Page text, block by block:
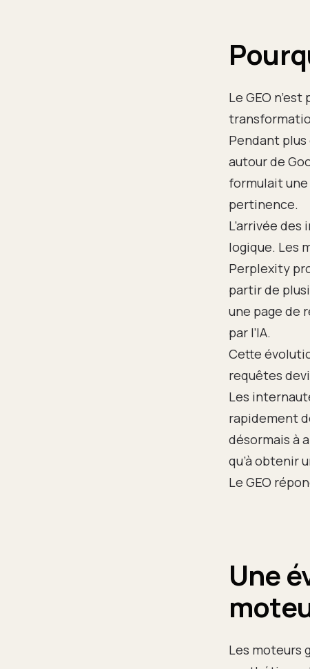
Le GEO
Pendant
autour de
formulait
pertinence.
L’arrivée
logique. Les
Perplexity
partir de
une page de
par l’IA.
Cette
requêtes
Les
rapidement
désormais à
qu’à obtenir
Le GEO
Une
Les moteurs